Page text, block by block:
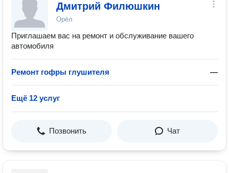
Дмитрий Филюшкин
Орёл
Приглашаем вас на ремонт и обслуживание вашего
автомобиля
Ремонт гофры глушителя —
Ещё 12 услуг
Позвонить Чат